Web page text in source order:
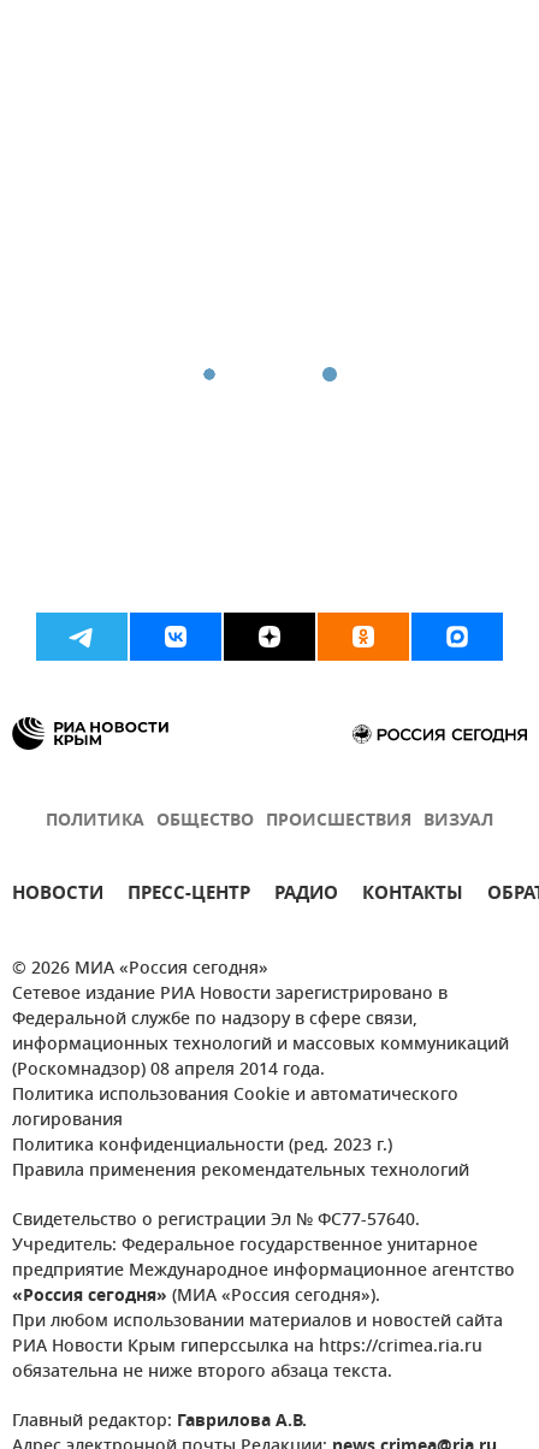
ПОЛИТИКА ОБЩЕСТВО ПРОИСШЕСТВИЯ ВИЗУАЛ
НОВОСТИ ПРЕСС-ЦЕНТР РАДИО КОНТАКТЫ
© 2026 МИА «Россия сегодня»
Сетевое издание РИА Новости зарегистрировано в
Федеральной службе по надзору в сфере связи,
информационных технологий и массовых коммуникаций
(Роскомнадзор) 08 апреля 2014 года.
Политика использования Cookie и автоматического
логирования
Политика конфиденциальности (ред. 2023 г.)
Правила применения рекомендательных технологий
Свидетельство о регистрации Эл № ФС77-57640.
Учредитель: Федеральное государственное унитарное
предприятие Международное информационное агентство
«Россия сегодня» (МИА «Россия сегодня»).
При любом использовании материалов и новостей сайта
РИА Новости Крым гиперссылка на https://crimea.ria.ru
обязательна не ниже второго абзаца текста.
Главный редактор: Гаврилова А.В.